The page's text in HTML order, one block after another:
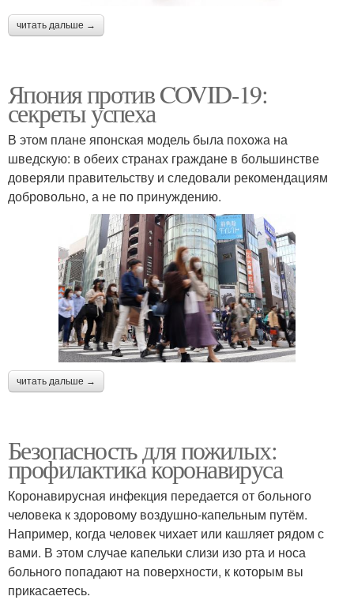
читать дальше →
Япония против COVID-19:
секреты успеха
В этом плане японская модель была похожа на
шведскую: в обеих странах граждане в большинстве
доверяли правительству и следовали рекомендациям
добровольно, а не по принуждению.
читать дальше →
Безопасность для пожилых:
профилактика коронавируса
Коронавирусная инфекция передается от больного
человека к здоровому воздушно-капельным путём.
Например, когда человек чихает или кашляет рядом с
вами. В этом случае капельки слизи изо рта и носа
больного попадают на поверхности, к которым вы
прикасаетесь.